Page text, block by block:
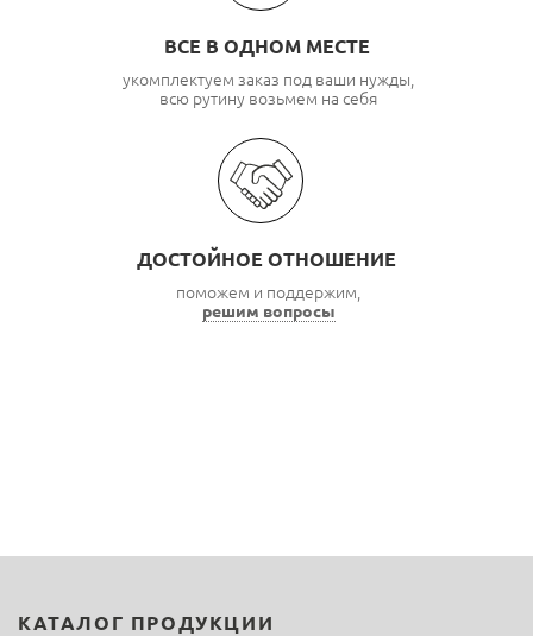
ВСЕ В ОДНОМ МЕСТЕ
укомплектуем заказ под ваши нужды,
всю рутину возьмем на себя
ДОСТОЙНОЕ ОТНОШЕНИЕ
поможем и поддержим,
решим вопросы
КАТАЛОГ ПРОДУКЦИИ